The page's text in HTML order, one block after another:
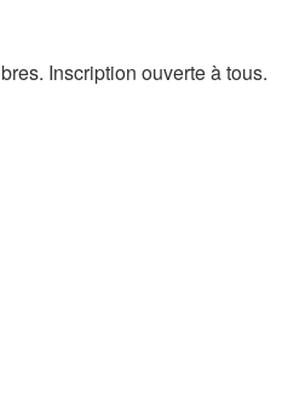
Inscription ouverte à tous.